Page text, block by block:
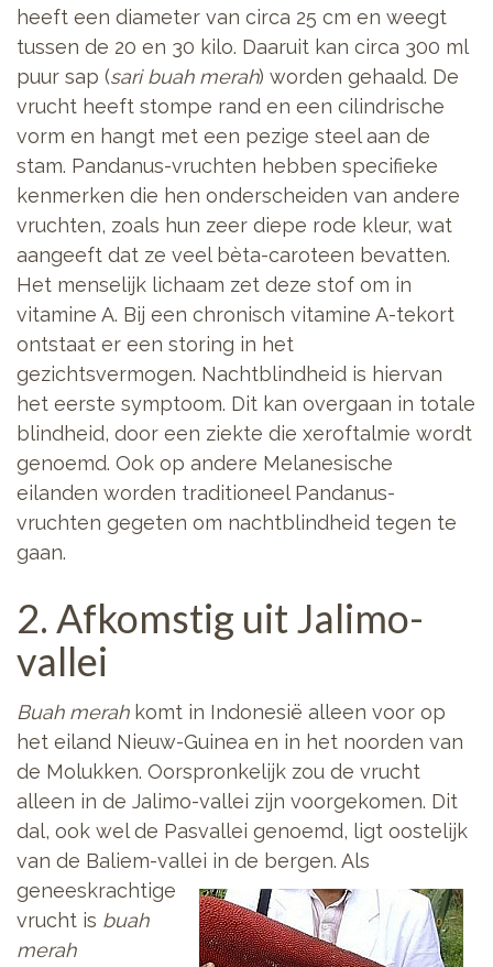
heeft een diameter van circa 25 cm en weegt
tussen de 20 en 30 kilo. Daaruit kan circa 300 ml
puur sap (sari buah merah) worden gehaald. De
vrucht heeft stompe rand en een cilindrische
vorm en hangt met een pezige steel aan de
stam. Pandanus-vruchten hebben specifieke
kenmerken die hen onderscheiden van andere
vruchten, zoals hun zeer diepe rode kleur, wat
aangeeft dat ze veel bèta-caroteen bevatten.
Het menselijk lichaam zet deze stof om in
vitamine A. Bij een chronisch vitamine A-tekort
ontstaat er een storing in het
gezichtsvermogen. Nachtblindheid is hiervan
het eerste symptoom. Dit kan overgaan in totale
blindheid, door een ziekte die xeroftalmie wordt
genoemd. Ook op andere Melanesische
eilanden worden traditioneel Pandanus-
vruchten gegeten om nachtblindheid tegen te
gaan.
2. Afkomstig uit Jalimo-
vallei
Buah merahkomt in Indonesië alleen voor op
het eiland Nieuw-Guinea en in het noorden van
de Molukken. Oorspronkelijk zou de vrucht
alleen in de Jalimo-vallei zijn voorgekomen. Dit
dal, ook wel de Pasvallei genoemd, ligt oostelijk
van de Baliem-vallei in de bergen. Als
geneeskrachtige
vrucht is buah
merah